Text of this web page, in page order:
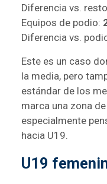
Diferencia vs.
Equipos de podio:
Diferencia vs.
Este es un caso
la media, pero
estándar de los
marca una zona
especialmente
hacia U19.
U19